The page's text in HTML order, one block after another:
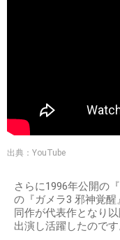
出典：YouTube
さらに1996年公開の
の『ガメラ3 邪神覚醒
同作が代表作となり
出演し活躍したのです